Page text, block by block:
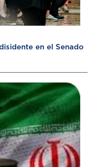
en el Senado